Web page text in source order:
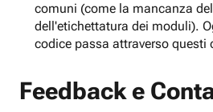
comuni (come la mancanza
dell'etichettatura dei moduli).
codice passa attraverso questi
Feedback e